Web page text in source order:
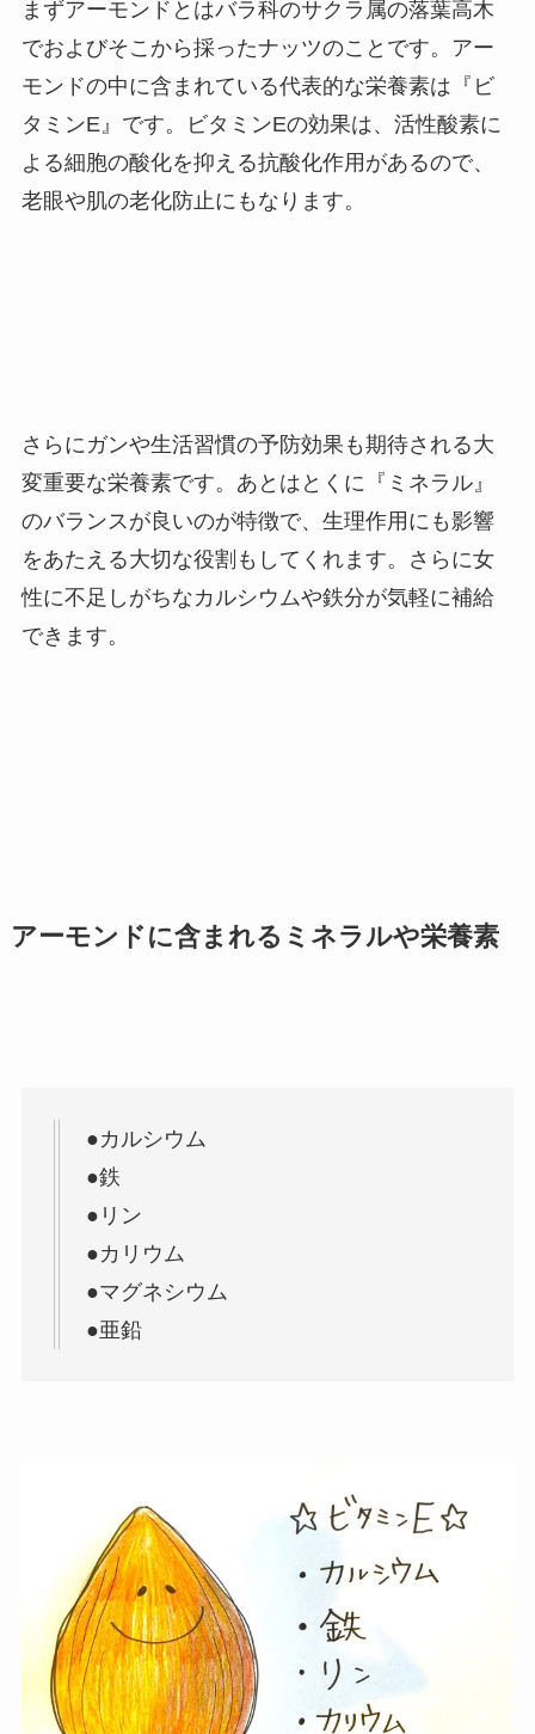
まずアーモンドとはバラ科のサクラ属の落葉高木
でおよびそこから採ったナッツのことです。アー
モンドの中に含まれている代表的な栄養素は『ビ
タミンE』です。ビタミンEの効果は、活性酸素に
よる細胞の酸化を抑える抗酸化作用があるので、
老眼や肌の老化防止にもなります。
さらにガンや生活習慣の予防効果も期待される大
変重要な栄養素です。あとはとくに『ミネラル』
のバランスが良いのが特徴で、生理作用にも影響
をあたえる大切な役割もしてくれます。さらに女
性に不足しがちなカルシウムや鉄分が気軽に補給
できます。
アーモンドに含まれるミネラルや栄養素
●カルシウム
●鉄
●リン
●カリウム
●マグネシウム
●亜鉛